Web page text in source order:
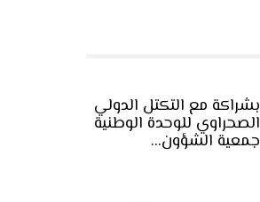
بشراكة مع التكتل الدولي
الصحراوي للوحدة الوطنية
جمعية الشؤون…